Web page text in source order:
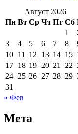
Август 2026
Пн Вт Ср Чт Пт Сб
1
3
4 5 6 7 8
10 11 12 13 14 15
17 18 19 20 21 22
24 25 26 27 28 29
31
« Фев
Мета